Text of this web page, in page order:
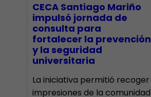
CECA Santiago Mariño
impulsó jornada de
consulta para
fortalecer la prevención
y la seguridad
universitaria
La iniciativa permitió recoger
impresiones de la comunidad